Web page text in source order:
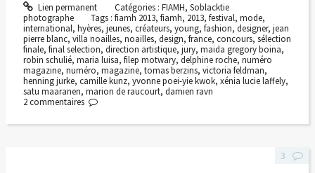
Lien permanent Catégories : FIAMH, Soblacktie
photographe
Tags :fiamh 2013,fiamh, 2013,festival,mode,
international, hyères, jeunes, créateurs, young, fashion, designer, jean
pierre blanc, villa noailles, noailles, design, france, concours, sélection
finale, final selection, direction artistique, jury, maida gregory boina,
robin schulié, maria luisa, filep motwary, delphine roche, numéro
magazine, numéro, magazine, tomas berzins, victoria feldman,
henning jurke, camille kunz, yvonne poei-yie kwok, xénia lucie laffely,
satu maaranen, marion de raucourt, damien ravn
2 commentaires
3